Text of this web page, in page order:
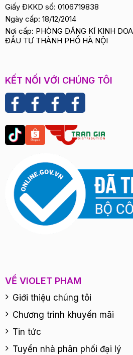
Giấy ĐKKD số: 0106719838
Ngày cấp: 18/12/2014
Nơi cấp: PHÒNG ĐĂNG KÍ KINH
ĐẦU TƯ THÀNH PHỐ HÀ NỘI
KẾT NỐI VỚI CHÚNG TÔI
VỀ VIOLET PHAM
Giới thiệu chúng tôi
Chương trình khuyến mãi
Tin tức
Tuyển nhà phân phối đại lý